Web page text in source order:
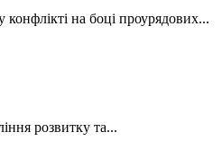
на боці проурядових...
розвитку та...